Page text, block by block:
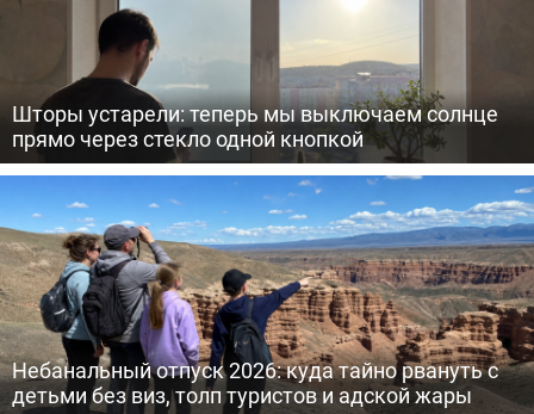
Шторы устарели: теперь мы выключаем солнце
прямо через стекло одной кнопкой
Небанальный отпуск 2026: куда тайно рвануть с
детьми без виз, толп туристов и адской жары